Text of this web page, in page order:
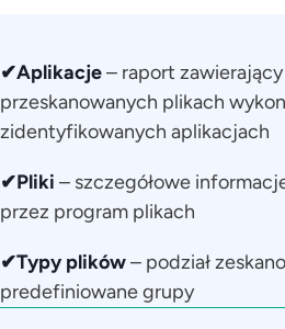
✔Aplikacje– raport
przeskanowanych plikach
zidentyfikowanych aplikacjach
✔Pliki – szczegółowe
przez program plikach
✔Typy plików– podział
predefiniowane grupy